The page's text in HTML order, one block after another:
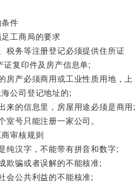
件
工商局的要求
务等注册登记必须提供住所证
证复印件及房产信息单;
产必须商用或工业性质用地，上
公司登记地址的;
的信息里，房屋用途必须是商用;
号只能注册一家公司。
审核规则
汉字，不能带有拼音和数字;
骗或者误解的不能核准;
公共利益的不能核准;